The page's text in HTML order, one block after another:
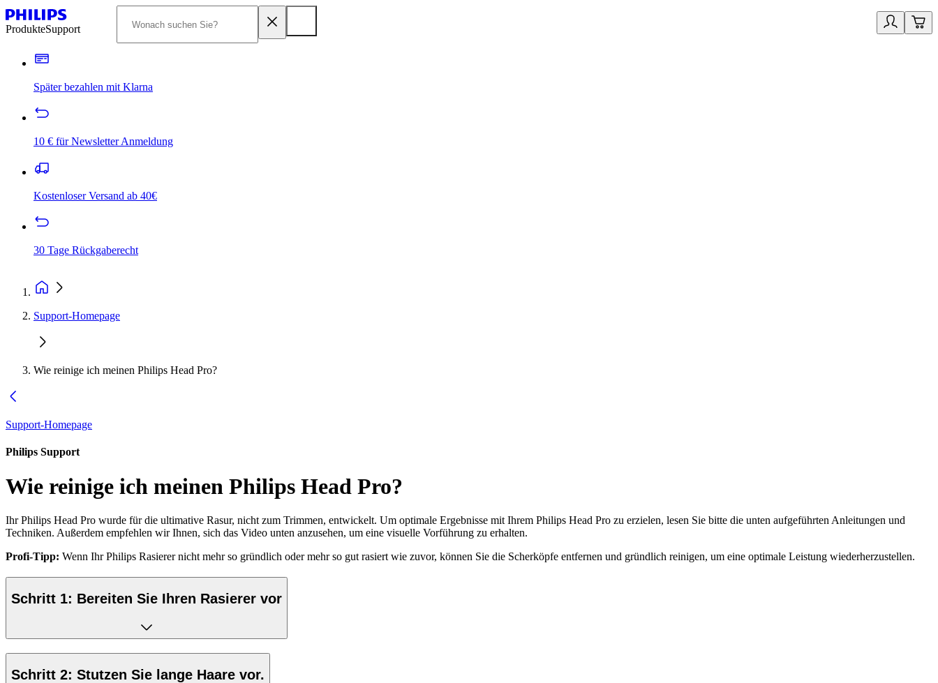
ProdukteSupport
Später bezahlen mit Klarna
10 € für Newsletter Anmeldung
Kostenloser Versand ab 40€
30 Tage Rückgaberecht
Support-Homepage
Wie reinige ich meinen Philips Head Pro?
Support-Homepage
Philips Support
Wie reinige ich meinen Philips Head Pro?
Ihr Philips Head Pro wurde für die ultimative Rasur, nicht zum Trimmen, entwickelt. Um optimale Ergebnisse mit Ihrem Philips Head Pro zu erzielen, lesen Sie bitte die unten aufgeführten Anleitungen und
Techniken. Außerdem empfehlen wir Ihnen, sich das Video unten anzusehen, um eine visuelle Vorführung zu erhalten.
Profi-Tipp: Wenn Ihr Philips Rasierer nicht mehr so gründlich oder mehr so gut rasiert wie zuvor, können Sie die Scherköpfe entfernen und gründlich reinigen, um eine optimale Leistung wiederherzustellen.
Schritt 1: Bereiten Sie Ihren Rasierer vor
Schritt 2: Stutzen Sie lange Haare vor.